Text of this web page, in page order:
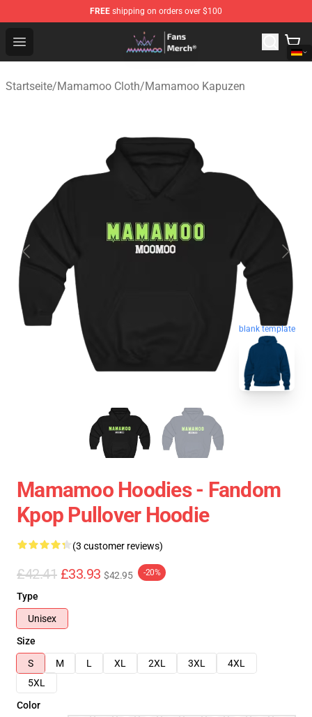
FREE shipping on orders over $100
Open menu
Mamamoo Store - Official Mamamoo Merchandise Shop
Startseite/Mamamoo Cloth/Mamamoo Kapuzen
blank template
Mamamoo Hoodies - Fandom
Kpop Pullover Hoodie
(3 customer reviews)
£42.41 £33.93 $42.95 -20%
Type
Unisex
Size
S
M L XL 2XL 3XL
4XL
5XL
Color